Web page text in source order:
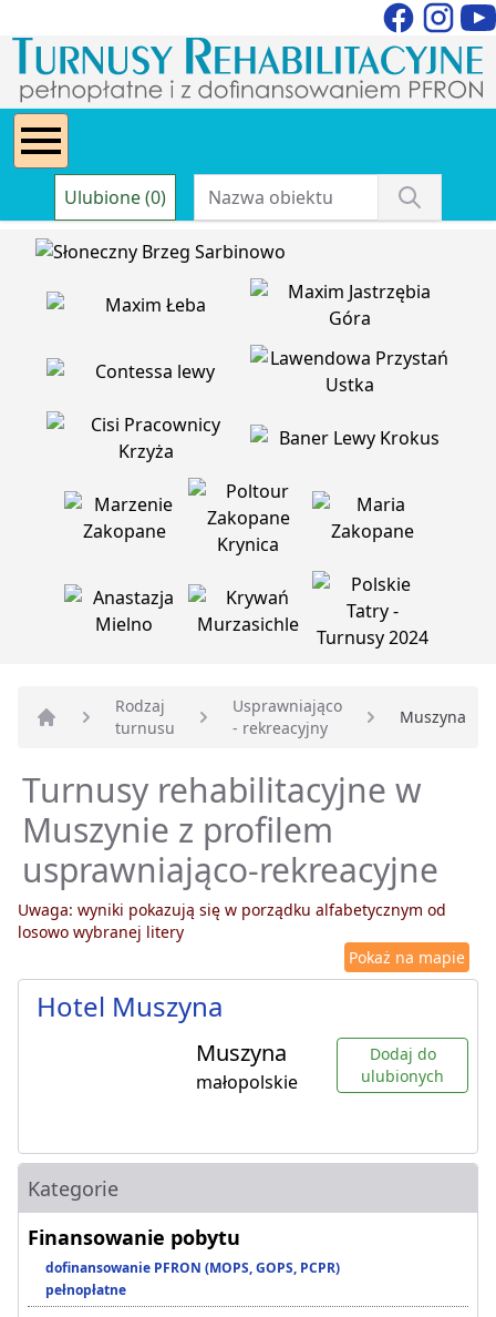
Ulubione (0)
Strona główna
Rodzaj
turnusu
Usprawniająco
- rekreacyjny
Muszyna
Turnusy rehabilitacyjne w
Muszynie z profilem
usprawniająco-rekreacyjne
Uwaga: wyniki pokazują się w porządku alfabetycznym od
losowo wybranej litery
Pokaż na mapie
Hotel Muszyna
Muszyna
małopolskie
Dodaj do
ulubionych
Kategorie
Finansowanie pobytu
dofinansowanie PFRON (MOPS, GOPS, PCPR)
pełnopłatne